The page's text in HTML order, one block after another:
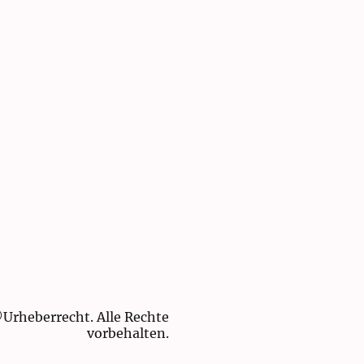
Alle Rechte
vorbehalten.